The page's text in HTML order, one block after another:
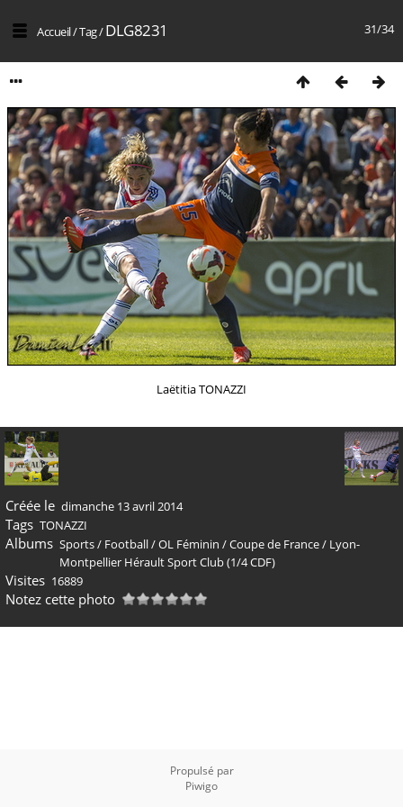
31/34
Accueil/Tag/DLG8231
Laëtitia TONAZZI
Créée le dimanche 13 avril 2014
Tags TONAZZI
Albums Sports/ Football/OL Féminin /Coupe de France/ Lyon-
Montpellier Hérault Sport Club (1/4 CDF)
Visites 16889
Notez cette photo
Propulsé par
Piwigo